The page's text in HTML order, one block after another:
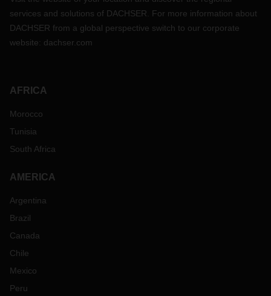
services and solutions of DACHSER. For more information about
DACHSER from a global perspective switch to our corporate
website: dachser.com
AFRICA
Morocco
Tunisia
South Africa
AMERICA
Argentina
Brazil
Canada
Chile
Mexico
Peru